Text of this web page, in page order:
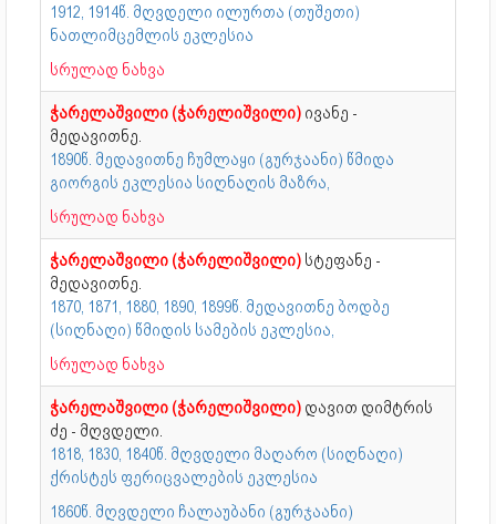
1912, 1914წ. მღვდელი ილურთა (თუშეთი)
ნათლიმცემლის ეკლესია
სრულად ნახვა
ჭარელაშვილი (ჭარელიშვილი) ივანე -
მედავითნე.
1890წ. მედავითნე ჩუმლაყი (გურჯაანი) წმიდა
გიორგის ეკლესია სიღნაღის მაზრა,
სრულად ნახვა
ჭარელაშვილი (ჭარელიშვილი) სტეფანე -
მედავითნე.
1870, 1871, 1880, 1890, 1899წ. მედავითნე ბოდბე
(სიღნაღი) წმიდის სამების ეკლესია,
სრულად ნახვა
ჭარელაშვილი (ჭარელიშვილი) დავით დიმტრის
ძე - მღვდელი.
1818, 1830, 1840წ. მღვდელი მაღარო (სიღნაღი)
ქრისტეს ფერიცვალების ეკლესია
1860წ. მღვდელი ჩალაუბანი (გურჯაანი)